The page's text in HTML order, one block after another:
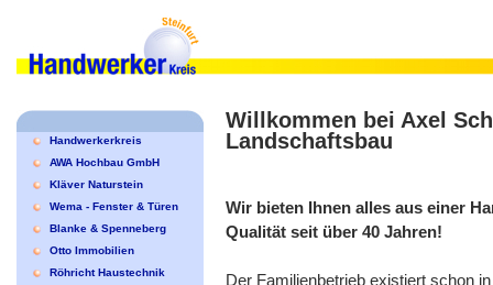
Handwerkerkreis
AWA Hochbau GmbH
Kläver Naturstein
Wema - Fenster & Türen
Blanke & Spenneberg
Otto Immobilien
Röhricht Haustechnik
Willkommen bei Axel
Landschaftsbau
Wir bieten Ihnen alles aus einer
Qualität seit über 40 Jahren!
Der Familienbetrieb existiert schon